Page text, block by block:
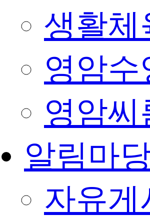
생활체
영암
영암
알림마
자유게